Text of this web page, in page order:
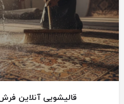
قالیشویی آنلاین